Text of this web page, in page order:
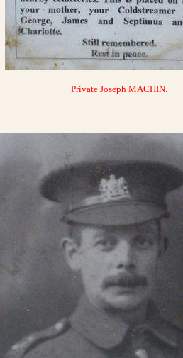
Private Joseph MACHIN.